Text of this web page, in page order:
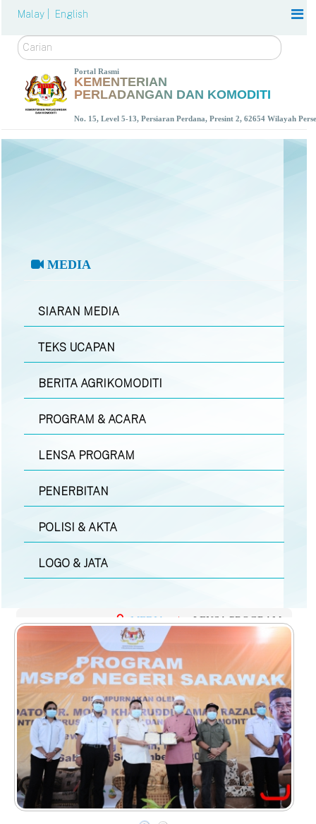
Malay | English
Carian
Portal Rasmi
KEMENTERIAN
PERLADANGAN DAN KOMODITI
No. 15, Level 5-13, Persiaran Perdana, Presint 2, 62654 Wilayah
MEDIA
SIARAN MEDIA
TEKS UCAPAN
BERITA AGRIKOMODITI
PROGRAM & ACARA
LENSA PROGRAM
PENERBITAN
POLISI & AKTA
LOGO & JATA
MEDIA | LENSA PROGRAM